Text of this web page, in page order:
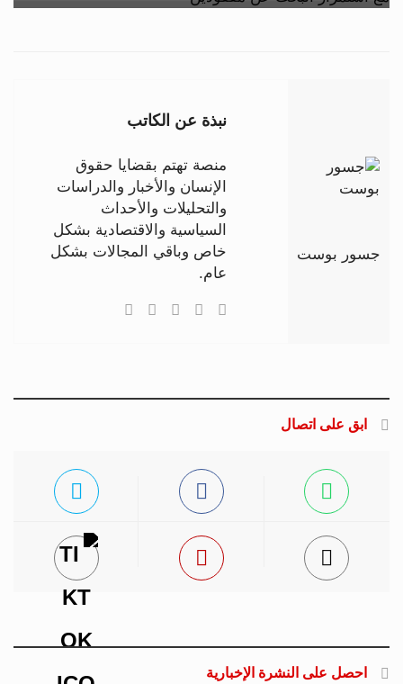
جسور بوست
نبذة عن الكاتب
منصة تهتم بقضايا حقوق
الإنسان والأخبار والدراسات
والتحليلات والأحداث
السياسية والاقتصادية بشكل
خاص وباقي المجالات بشكل
عام.
ابق على اتصال
احصل على النشرة الإخبارية